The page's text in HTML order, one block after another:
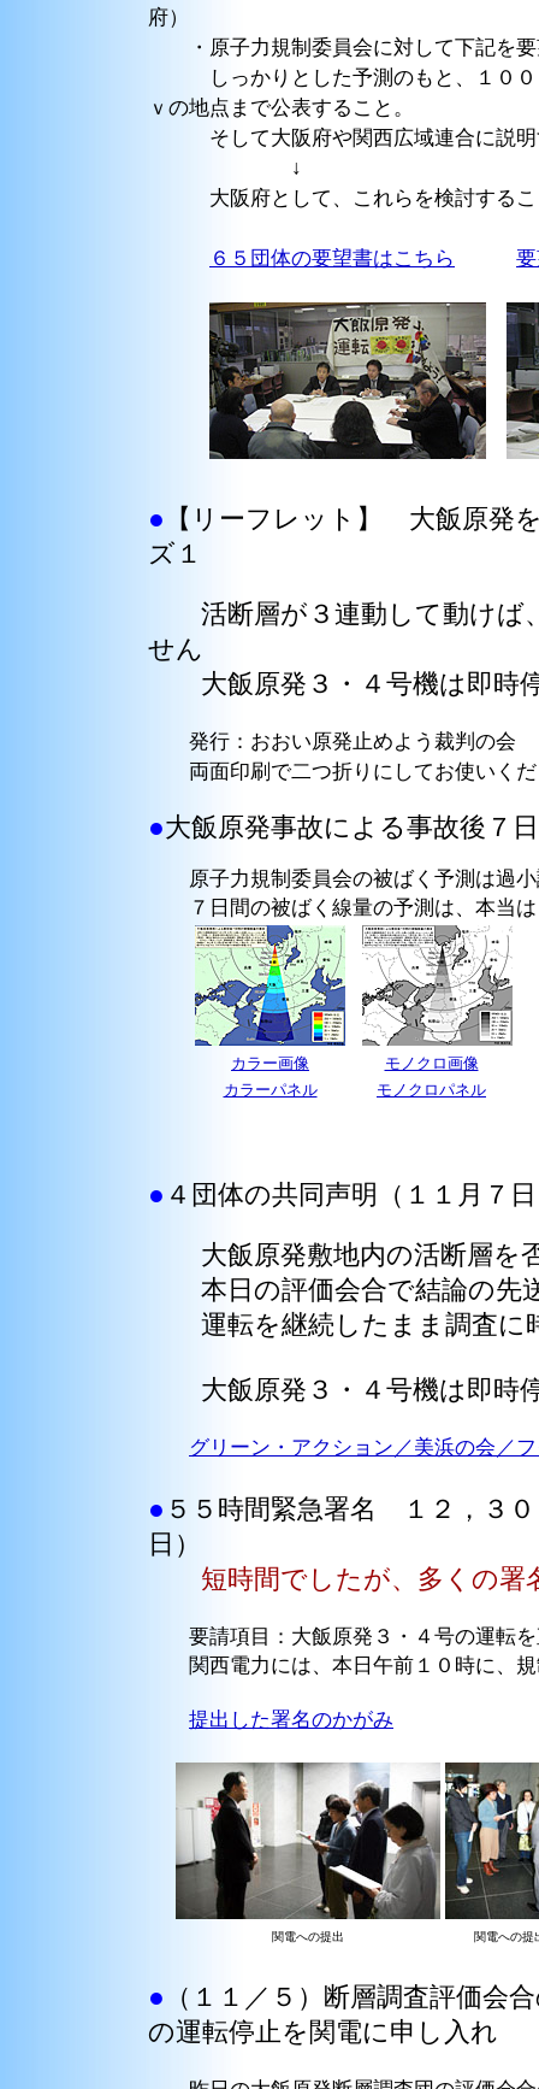
府）
・原子力規制委員会に対して下記を要
しっかりとした予測のもと、１００
ｖの地点まで公表すること。
そして大阪府や関西広域連合に説明
↓
大阪府として、これらを検討するこ
６５団体の要望書はこちら
● 【リーフレット 】
大飯原発
ズ１
活断層が３連動して動けば
せん
大飯原発３・４号機は即時
発行：おおい原発止めよう裁判の会
両面印刷で二つ折りにしてお使いくだ
●大飯原発事故による事故後７
原子力規制委員会の被ばく予測は過小
７日間の被ばく線量の予測は、本当は
カラー画像
モノクロ画像
カラーパネル
モノクロパネル
● ４団体の共同声明（１１月７
大飯原発敷地内の活断層を
本日の評価会合で結論の先
運転を継続したまま調査に
大飯原発３・４号機は即時
グリーン・アクション／美浜の会／
● ５５時間緊急署名 １２，３
日）
短時間でしたが、多くの署
要請項目：大飯原発３・４号の運転を
関西電力には、本日午前１０時に、規
提出した署名のかがみ
関電への提出 関電への提
● （１１／５）断層調査評価会
の運転停止を関電に申し入れ